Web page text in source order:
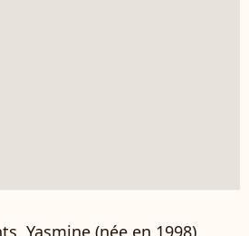
Yasmine (née en 1998),